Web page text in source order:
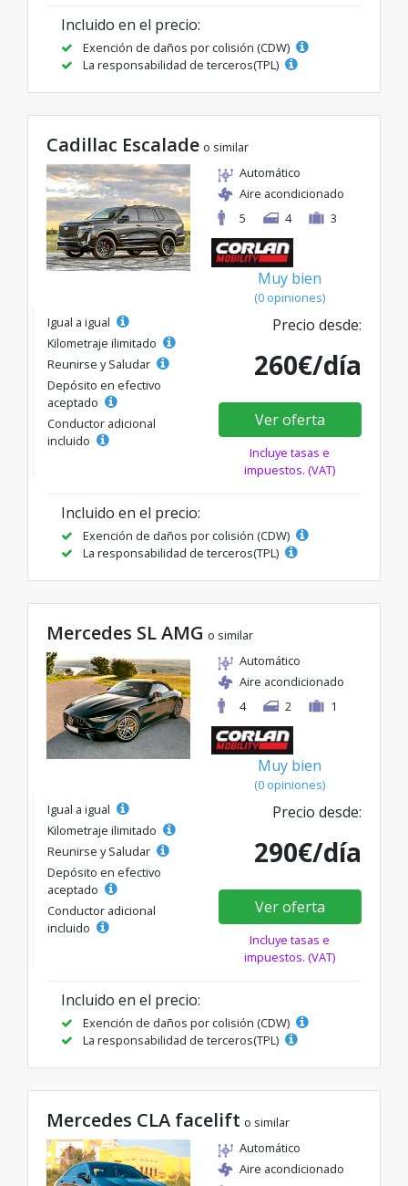
Incluido en el precio:
Exención de daños por colisión (CDW)
La responsabilidad de terceros(TPL)
Cadillac Escalade o similar
Automático
Aire acondicionado
5
4 3
Muy bien
(0 opiniones)
Igual a igual
Kilometraje ilimitado
Reunirse y Saludar
Depósito en efectivo
aceptado
Conductor adicional
incluido
Precio desde:
260€/día
Ver oferta
Incluye tasas e
impuestos. (VAT)
Incluido en el precio:
Exención de daños por colisión (CDW)
La responsabilidad de terceros(TPL)
Mercedes SL AMG o similar
Automático
Aire acondicionado
4
2 1
Muy bien
(0 opiniones)
Igual a igual
Kilometraje ilimitado
Reunirse y Saludar
Depósito en efectivo
aceptado
Conductor adicional
incluido
Precio desde:
290€/día
Ver oferta
Incluye tasas e
impuestos. (VAT)
Incluido en el precio:
Exención de daños por colisión (CDW)
La responsabilidad de terceros(TPL)
Mercedes CLA facelift o similar
Automático
Aire acondicionado